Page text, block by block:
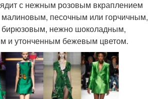
с нежным розовым вкраплением
песочным или горчичным,
бирюзовым, нежно шоколадным,
и утонченным бежевым цветом.